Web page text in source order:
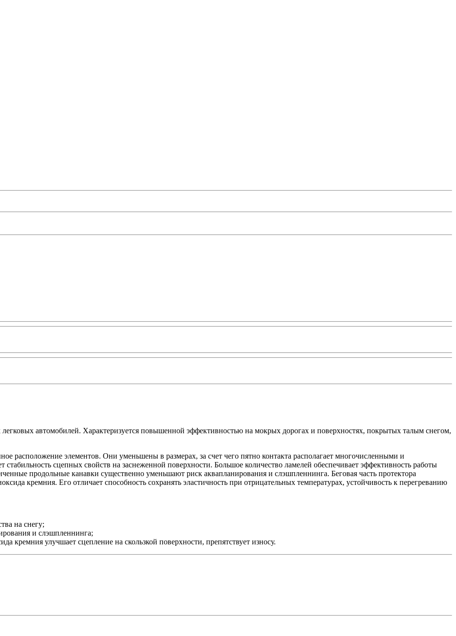
автомобилей. Характеризуется повышенной эффективностью на мокрых дорогах и поверхностях, покрытых талым снегом,
расположение элементов. Они уменьшены в размерах, за счет чего пятно контакта располагает многочисленными и
сцепных свойств на заснеженной поверхности. Большое количество ламелей обеспечивает эффективность работы
продольные канавки существенно уменьшают риск аквапланирования и слэшпленнинга. Беговая часть протектора
кремния. Его отличает способность сохранять эластичность при отрицательных температурах, устойчивость к перегреванию
на снегу;
и слэшпленнинга;
кремния улучшает сцепление на скользкой поверхности, препятствует износу.